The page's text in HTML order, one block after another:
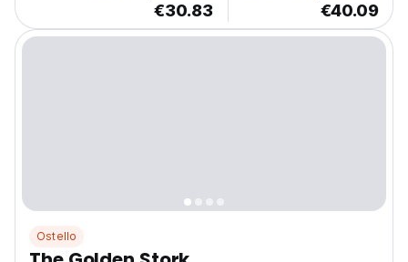
€30.83 €40.09
Ostello